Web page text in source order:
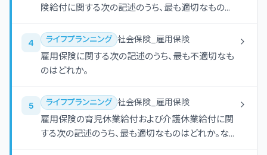
険給付に関する次の記述のうち、最も適切なものは
4 ライフプランニング 社会保険_雇用保険
雇用保険に関する次の記述のうち、最も不適切なも
のはどれか。
5 ライフプランニング 社会保険_雇用保険
雇用保険の育児休業給付および介護休業給付に関
する次の記述のうち、最も適切なものはどれか。な